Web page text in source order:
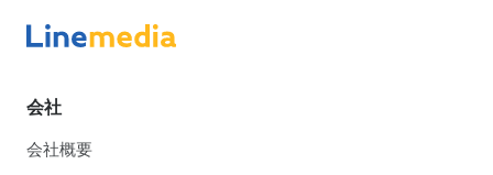
会社
会社概要